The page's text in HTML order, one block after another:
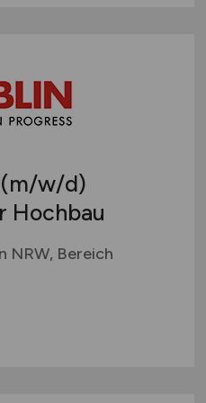
(m/w/d)
Hochbau
NRW, Bereich